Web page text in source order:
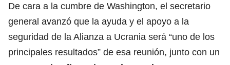
De cara a la cumbre de Washington, el secretario
general avanzó que la ayuda y el apoyo a la
seguridad de la Alianza a Ucrania será “uno de los
principales resultados” de esa reunión, junto con un